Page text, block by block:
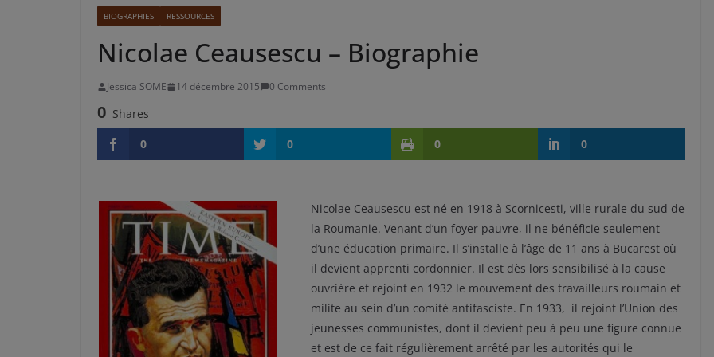
BIOGRAPHIES RESSOURCES
Nicolae Ceausescu – Biographie
Jessica SOME 14 décembre 2015 0 Comments
0 Shares
0
0 0 0
Nicolae Ceausescu est né en 1918 à Scornicesti, ville rurale du sud de
la Roumanie. Venant d’un foyer pauvre, il ne bénéficie seulement
d’une éducation primaire. Il s’installe à l’âge de 11 ans à Bucarest où
il devient apprenti cordonnier. Il est dès lors sensibilisé à la cause
ouvrière et rejoint en 1932 le mouvement des travailleurs roumain et
milite au sein d’un comité antifasciste. En 1933, il rejoint l’Union des
jeunesses communistes, dont il devient peu à peu une figure connue
et est de ce fait régulièrement arrêté par les autorités qui le